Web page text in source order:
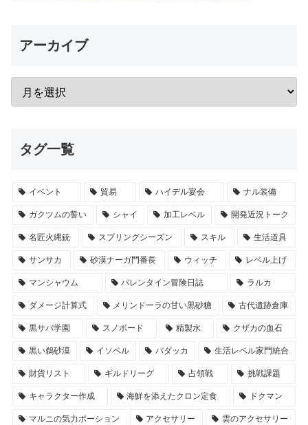
アーカイブ
タグ一覧
イベント 貿易 ハイデル宴会 ナル装備
ガクツムの誓い シャイ 加工レベル 開発近況トーク
名匠火縄銃 スプリングシーズン スキル 生活道具
サンサカ 砂漠ナーガ門番長 ウィッチ レベル上げ
マンシャウム バレンタイン冒険日誌 ラルカ
ダメージ計算式 メリンドーラの甘い黒砂糖 古代遺跡倉庫
黒サバ学園 スノボード 精製水 クザカの血石
黒い鵜砂漠 イソベル バダッカ 生活レベル家門統合
財貨リスト ギルドリーグ 占領戦 挑戦課題
キャラクター作成 海鮮を添えたクロン定食 ドクマン
マルニの気力ポーション アクセサリー 雲のアクセサリー